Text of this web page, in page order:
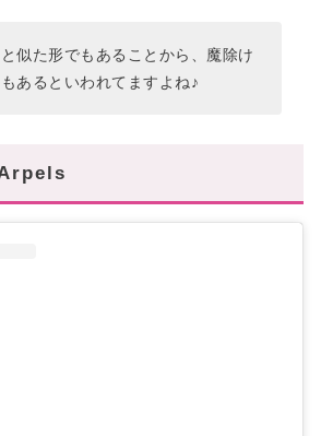
似た形でもあることから、魔除け
あるといわれてますよね♪